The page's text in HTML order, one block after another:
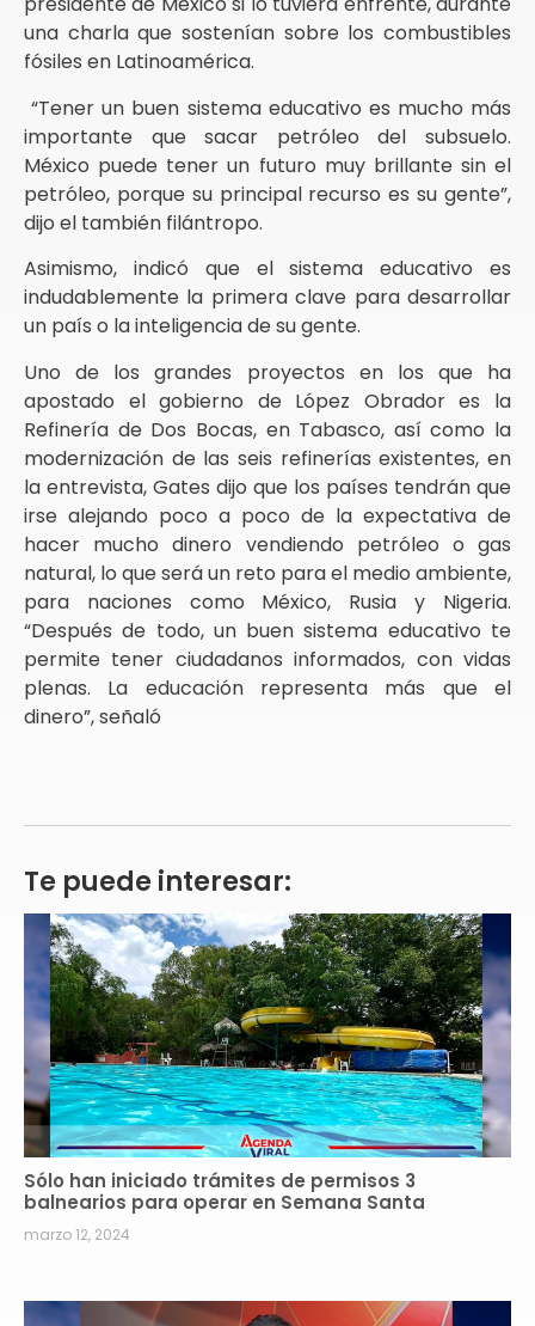
una charla que sostenían sobre los combustibles
fósiles en Latinoamérica.
“Tener un buen sistema educativo es mucho más
importante que sacar petróleo del subsuelo.
México puede tener un futuro muy brillante sin el
petróleo, porque su principal recurso es su gente”,
dijo el también filántropo.
Asimismo, indicó que el sistema educativo es
indudablemente la primera clave para desarrollar
un país o la inteligencia de su gente.
Uno de los grandes proyectos en los que ha
apostado el gobierno de López Obrador es la
Refinería de Dos Bocas, en Tabasco, así como la
modernización de las seis refinerías existentes, en
la entrevista, Gates dijo que los países tendrán que
irse alejando poco a poco de la expectativa de
hacer mucho dinero vendiendo petróleo o gas
natural, lo que será un reto para el medio ambiente,
para naciones como México, Rusia y Nigeria.
“Después de todo, un buen sistema educativo te
permite tener ciudadanos informados, con vidas
plenas. La educación representa más que el
dinero”, señaló
Te puede interesar:
Sólo han iniciado trámites de permisos 3
balnearios para operar en Semana Santa
marzo 12, 2024